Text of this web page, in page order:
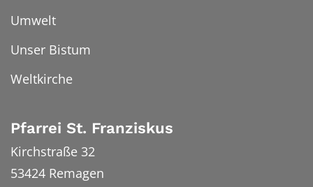
Umwelt
Unser Bistum
Weltkirche
Pfarrei St. Franziskus
Kirchstraße 32
53424 Remagen